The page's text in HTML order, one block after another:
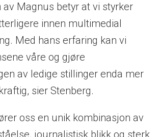
Magnus betyr at vi styrker
innen multimedial
Med hans erfaring kan vi
våre og gjøre
av ledige stillinger enda mer
sier Stenberg.
oss en unik kombinasjon av